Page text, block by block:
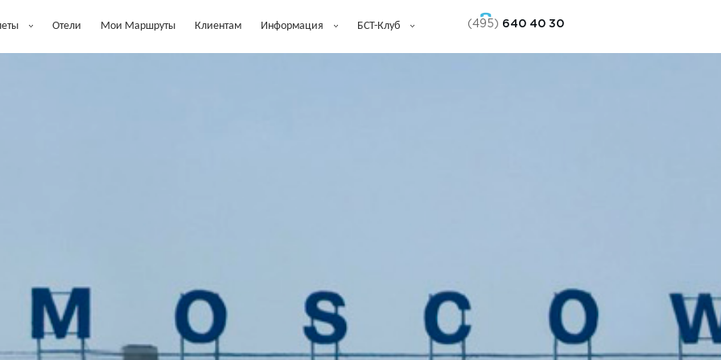
Отели Мои Маршруты Клиентам Информация БСТ-Клуб (495) 640 40 30